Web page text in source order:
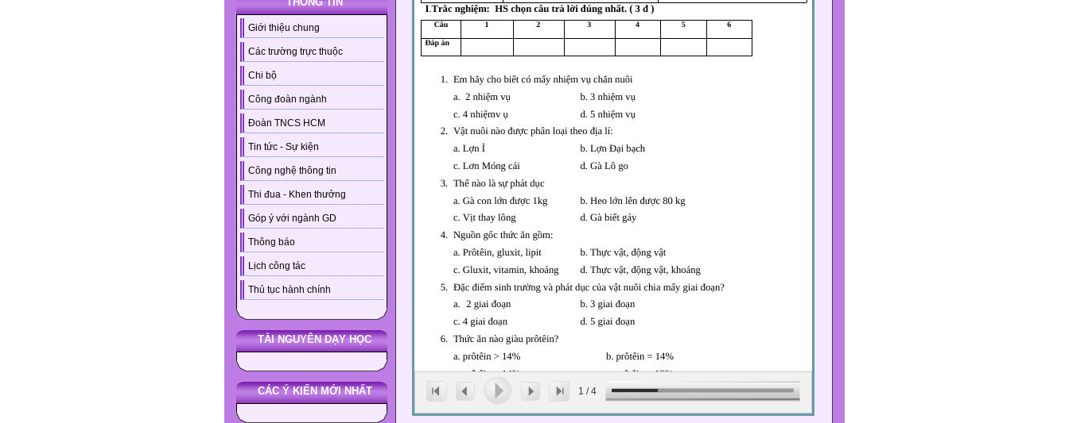
Giới thiệu chung
Các trường trực thuộc
Chi bộ
Công đoàn ngành
Đoàn TNCS HCM
Tin tức - Sự kiện
Công nghệ thông tin
Thi đua - Khen thưởng
Góp ý với ngành GD
Thông báo
Lịch công tác
Thủ tục hành chính
TÀI NGUYÊN DẠY HỌC
CÁC Ý KIẾN MỚI NHẤT 1 /4